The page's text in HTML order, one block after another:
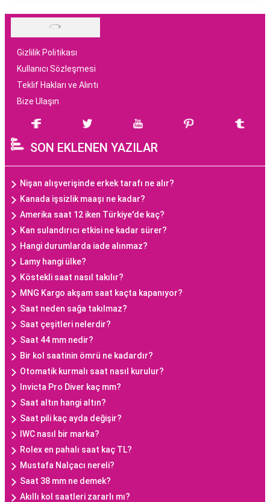
Gizlilik Politikası
Kullanıcı Sözleşmesi
Teklif Hakları ve Alıntı
Bize Ulaşın
SON EKLENEN YAZILAR
Nişan alışverişinde erkek tarafı ne alır?
Kanada işsizlik maaşı ne kadar?
Amerika saat 12 iken Türkiye'de kaç?
Kan sulandırıcı etkisi ne kadar sürer?
Hangi durumlarda iade alınmaz?
Lamy hangi ülke?
Köstekli saat nasıl takılır?
MNG Kargo akşam saat kaçta kapanıyor?
Saat neden sağa takılmaz?
Saat çeşitleri nelerdir?
Saat 44 mm nedir?
Bir kol saatinin ömrü ne kadardır?
Otomatik kurmalı saat nasıl kurulur?
Invicta Pro Diver kaç mm?
Saat altın hangi altın?
Saat pili kaç ayda değişir?
IWC nasıl bir marka?
Rolex en pahalı saat kaç TL?
Mustafa Nalçacı nereli?
Saat 38 mm ne demek?
Akıllı kol saatleri zararlı mı?